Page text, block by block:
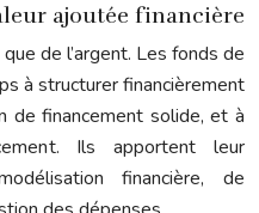
ajoutée financière
de l’argent. Les fonds de
à structurer financièrement
de financement solide, et à
Ils apportent leur
financière, de